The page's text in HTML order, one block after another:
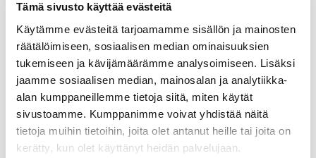
Tämä sivusto käyttää evästeitä
Käytämme evästeitä tarjoamamme sisällön ja mainosten
räätälöimiseen, sosiaalisen median ominaisuuksien
tukemiseen ja kävijämäärämme analysoimiseen. Lisäksi
jaamme sosiaalisen median, mainosalan ja analytiikka-
alan kumppaneillemme tietoja siitä, miten käytät
sivustoamme. Kumppanimme voivat yhdistää näitä
tietoja muihin tietoihin, joita olet antanut heille tai joita on
kerätty, kun olet käyttänyt heidän palvelujaan.
Suihkusuodatin
Aqva Fresh,
vaaleanpunainen,
suodatus raudat ja
metallit
82,95 €
OSTA
ti AQVA, musta.
AQVA FRESH +
AQVA
suihkupääsuodati
n
120,00 €135,45 €
OSTA